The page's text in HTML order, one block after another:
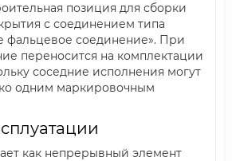
позиция для сборки
с соединением типа
фальцевое соединение». При
переносится на комплектации
соседние исполнения могут
одним маркировочным
как непрерывный элемент